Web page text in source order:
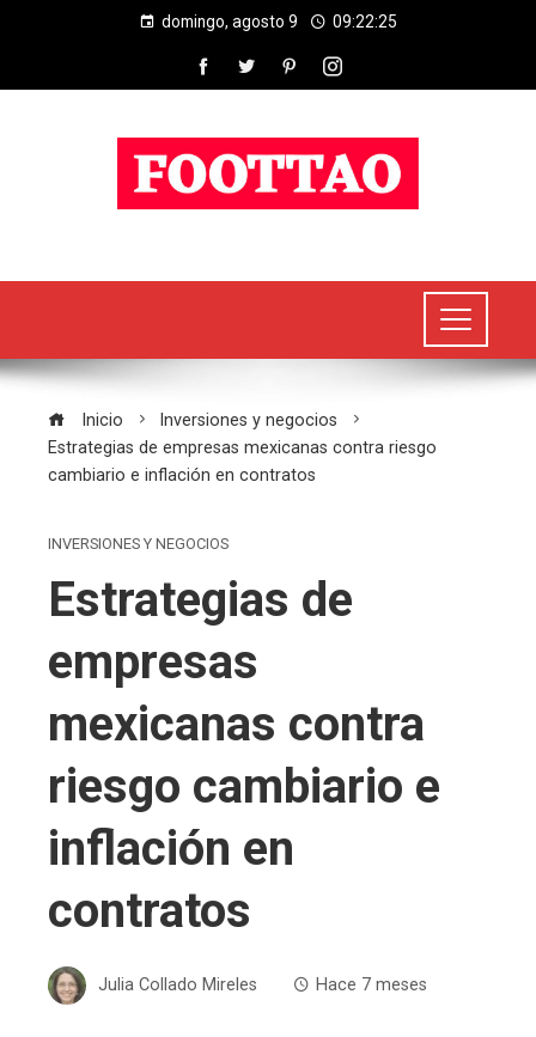
domingo, agosto 9 09:22:26
Inicio
Inversiones y negocios
Estrategias de empresas mexicanas contra riesgo
cambiario e inflación en contratos
INVERSIONES Y NEGOCIOS
Estrategias de
empresas
mexicanas contra
riesgo cambiario e
inflación en
contratos
Julia Collado Mireles Hace 7 meses